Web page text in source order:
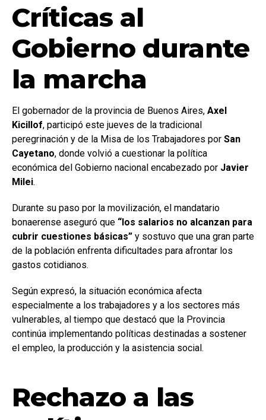
Críticas al
Gobierno durante
la marcha
El gobernador de la provincia de Buenos Aires, Axel
Kicillof, participó este jueves de la tradicional
peregrinación y de la Misa de los Trabajadores por San
Cayetano, donde volvió a cuestionar la política
económica del Gobierno nacional encabezado por Javier
Milei.
Durante su paso por la movilización, el mandatario
bonaerense aseguró que “los salarios no alcanzan para
cubrir cuestiones básicas” y sostuvo que una gran parte
de la población enfrenta dificultades para afrontar los
gastos cotidianos.
Según expresó, la situación económica afecta
especialmente a los trabajadores y a los sectores más
vulnerables, al tiempo que destacó que la Provincia
continúa implementando políticas destinadas a sostener
el empleo, la producción y la asistencia social.
Rechazo a las